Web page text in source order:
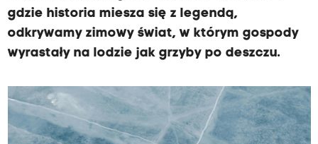
gdzie historia miesza się z legendą,
odkrywamy zimowy świat, w którym gospody
wyrastały na lodzie jak grzyby po deszczu.